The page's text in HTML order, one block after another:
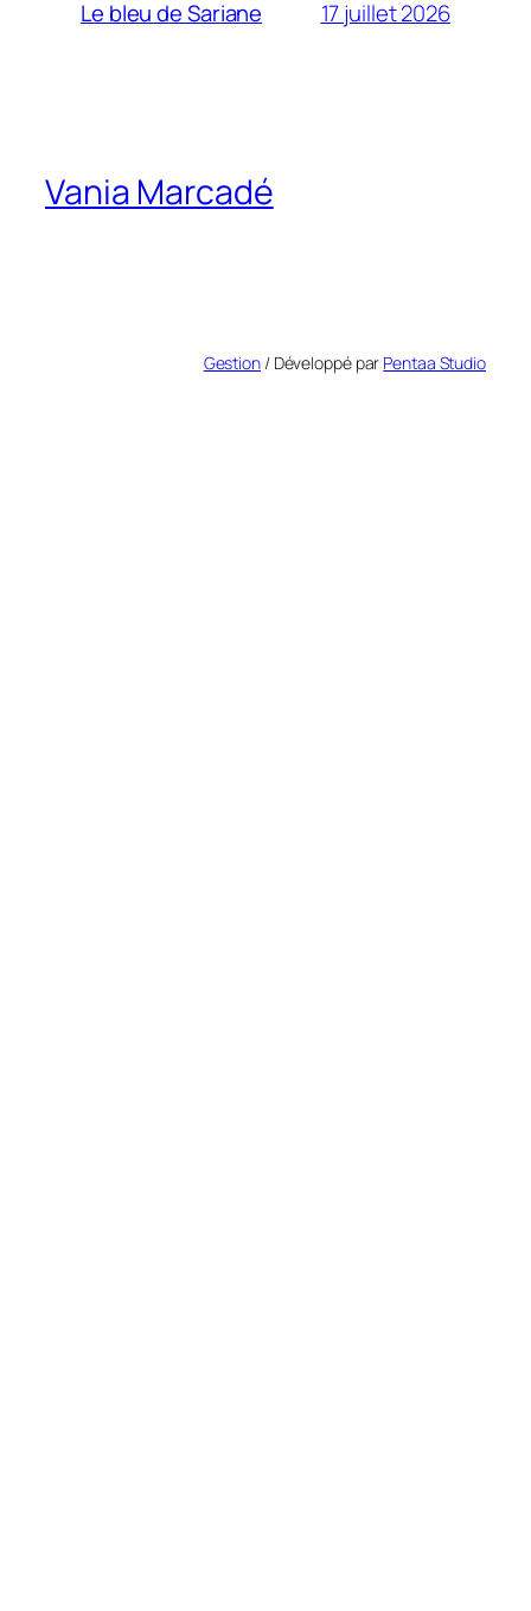
Le bleu de Sariane 17 juillet 2026
Vania Marcadé
Gestion/ Développé par Pentaa Studio